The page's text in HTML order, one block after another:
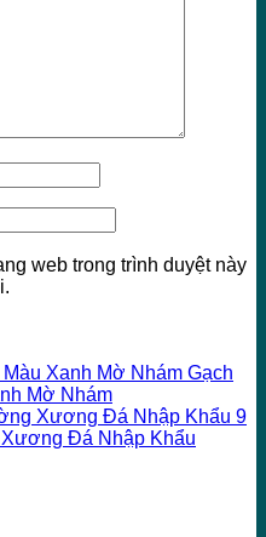
web trong trình duyệt này
Gạch
Mờ Nhám
9
Đá Nhập Khẩu